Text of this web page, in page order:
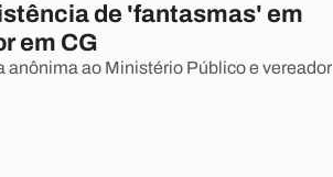
de 'fantasmas' em
em CG
anônima ao Ministério Público e vereador